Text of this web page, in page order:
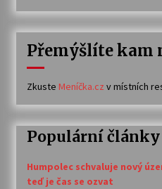
Přemýšlíte kam
Zkuste Meníčka.cz v místních
Populární články
Humpolec schvaluje nový
teď je čas se ozvat